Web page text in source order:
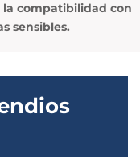
la compatibilidad con
sensibles.